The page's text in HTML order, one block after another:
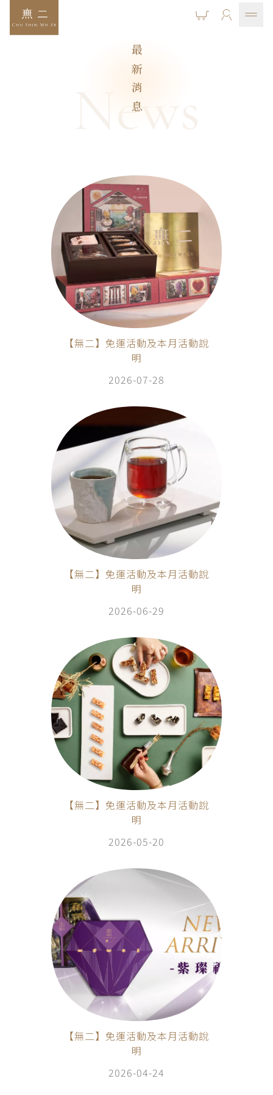
最新消息
News
【無二】免運活動及本月活動說
明
2026-07-28
【無二】免運活動及本月活動說
明
2026-06-29
【無二】免運活動及本月活動說
明
2026-05-20
【無二】免運活動及本月活動說
明
2026-04-24